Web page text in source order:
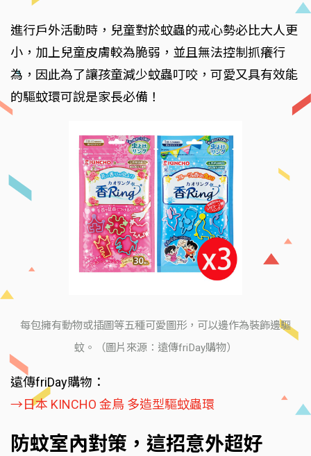
進行戶外活動時，兒童對於蚊蟲的戒心勢必比大人更
小，加上兒童皮膚較為脆弱，並且無法控制抓癢行
為，因此為了讓孩童減少蚊蟲叮咬，可愛又具有效能
的驅蚊環可說是家長必備！
每包擁有動物或插圖等五種可愛圖形，可以邊作為裝飾邊驅
蚊。（圖片來源：遠傳friDay購物）
遠傳friDay購物：
→日本 KINCHO 金鳥 多造型驅蚊蟲環
防蚊室內對策，這招意外超好